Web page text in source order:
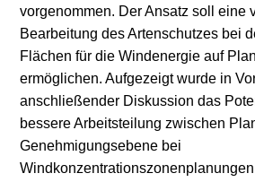
vorgenommen. Der Ansatz soll eine
Bearbeitung des Artenschutzes bei
Flächen für die Windenergie auf
ermöglichen. Aufgezeigt wurde in
anschließender Diskussion das
bessere Arbeitsteilung zwischen
Genehmigungsebene bei